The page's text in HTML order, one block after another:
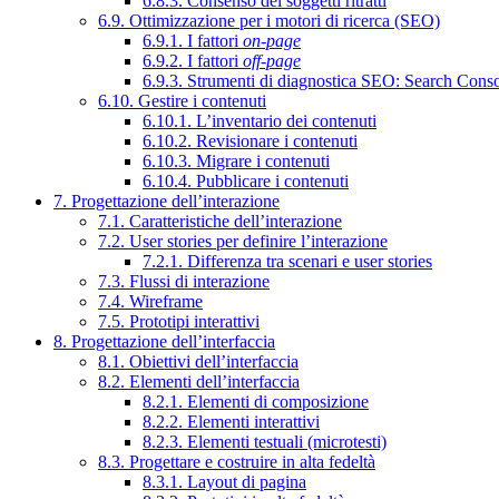
6.9. Ottimizzazione per i motori di ricerca (SEO)
6.9.1. I fattori on-page
6.9.2. I fattori off-page
6.9.3. Strumenti di diagnostica SEO: Search
6.10. Gestire i contenuti
6.10.1. L’inventario dei contenuti
6.10.2. Revisionare i contenuti
6.10.3. Migrare i contenuti
6.10.4. Pubblicare i contenuti
7. Progettazione dell’interazione
7.1. Caratteristiche dell’interazione
7.2. User stories per definire l’interazione
7.2.1. Differenza tra scenari e user stories
7.3. Flussi di interazione
7.4. Wireframe
7.5. Prototipi interattivi
8. Progettazione dell’interfaccia
8.1. Obiettivi dell’interfaccia
8.2. Elementi dell’interfaccia
8.2.1. Elementi di composizione
8.2.2. Elementi interattivi
8.2.3. Elementi testuali (microtesti)
8.3. Progettare e costruire in alta fedeltà
8.3.1. Layout di pagina